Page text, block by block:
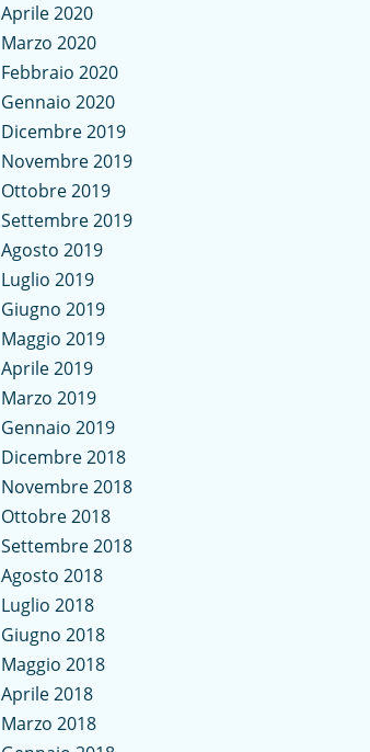
Aprile 2020
Marzo 2020
Febbraio 2020
Gennaio 2020
Dicembre 2019
Novembre 2019
Ottobre 2019
Settembre 2019
Agosto 2019
Luglio 2019
Giugno 2019
Maggio 2019
Aprile 2019
Marzo 2019
Gennaio 2019
Dicembre 2018
Novembre 2018
Ottobre 2018
Settembre 2018
Agosto 2018
Luglio 2018
Giugno 2018
Maggio 2018
Aprile 2018
Marzo 2018